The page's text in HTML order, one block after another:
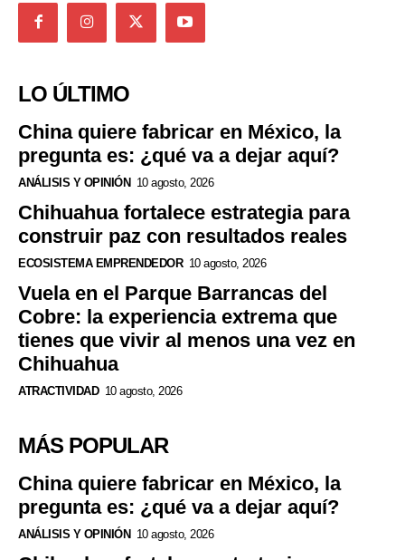
LO ÚLTIMO
China quiere fabricar en México, la
pregunta es: ¿qué va a dejar aquí?
ANÁLISIS Y OPINIÓN 10 agosto, 2026
Chihuahua fortalece estrategia para
construir paz con resultados reales
ECOSISTEMA EMPRENDEDOR 10 agosto, 2026
Vuela en el Parque Barrancas del
Cobre: la experiencia extrema que
tienes que vivir al menos una vez en
Chihuahua
ATRACTIVIDAD 10 agosto, 2026
MÁS POPULAR
China quiere fabricar en México, la
pregunta es: ¿qué va a dejar aquí?
ANÁLISIS Y OPINIÓN 10 agosto, 2026